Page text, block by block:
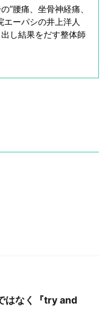
”腰痛、坐骨神経痛、
エーパシの井上洋人
し結果をだす整体師
はなく『try and